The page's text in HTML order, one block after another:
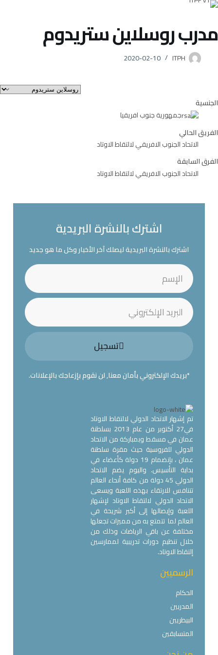
مدربروسلاين ستريدوم
ITPH
2020-02-10
الجنسية
جمهورية جنوب افريقيا
الفريق الحالي
الاتحاد الجنوب الافريقي لالتقاط الاوتاد
الفرق السابقة
الاتحاد الجنوب الافريقي لالتقاط الاوتاد
اشترك بالنشرة البريدية
اشترك بالنشرة البريدية ليصلك آخر الأخبار وكل ما هو جديد
تسجيل
*بريدك الإلكتروني بأمان معنا, لن نقوم بإزعاجك بالإعلانات.
تم إشهار الاتحاد الدولي لالتقاط الاوتاد
في27 أكتوبر من عام 2013 بسلطنة
عمان في مسقط وبمباركة من الاتحاد
الدولي للفروسية حيث مقرة سلطنة
عمان ، بإنضمام 19 دولة كأعضاء في
بداية التأسيس. واليوم يضم الاتحاد
الدولي 45 دولة من كافة أنحاء العالم
تتنافس للارتقاء بهذه اللعبة ويسعى
الاتحاد الدولي لالتقاط الاوتاد لإشهار
اللعبة وإيصالها إلى أكبر شريحة في
العالم لما تتمتع به من مميزات تجعلها
مختلفة عن باقي الرياضات وذلك من
خلال تنظيم دورات تدريبية لممارسين
إلتقاط الاوتاد.
الرسميين
الحكام
المدربين
البيطريين
المتسابقين